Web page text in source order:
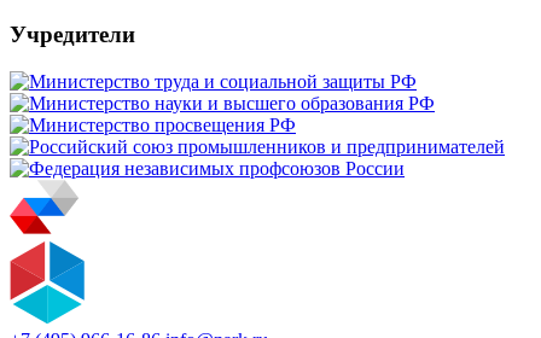
Учредители